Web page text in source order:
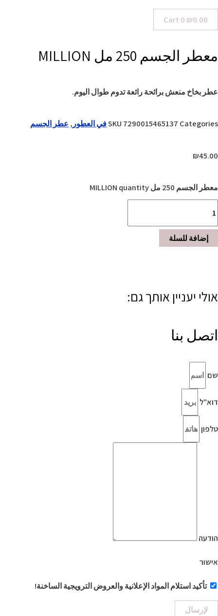
₪0.00
0
Cart
معطر الجسم 250 مل MILLION
عطر بخاخ منعش برائحة رائعة تدوم طوال اليوم.
SKU 7290015465137 Categories في العطور, عطر الجسم
₪45.00
معطر الجسم 250 مل MILLION quantity
إضافة للسلة
אולי יעניין אותך גם:
اتصل بنا
שם
דוא"ל
טלפון
הודעה
אישור
تأكيد استلام المواد الإعلانية والعروض الترويجية الساخنة!
لإرسال